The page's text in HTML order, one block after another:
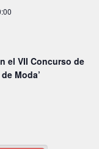
el VII Concurso de
Moda’